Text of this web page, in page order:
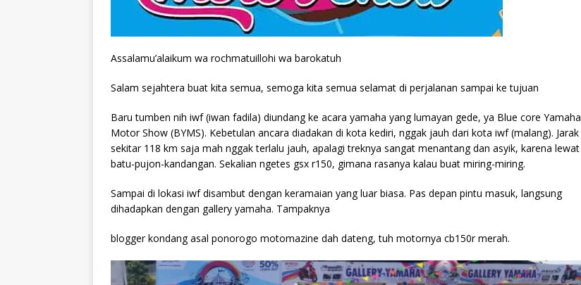
Assalamu’alaikum wa rochmatuillohi wa barokatuh
Salam sejahtera buat kita semua, semoga kita semua selamat di perjalanan sampai ke tujuan
Baru tumben nih iwf (iwan fadila) diundang ke acara yamaha yang lumayan gede, ya Blue core Yamaha
Motor Show (BYMS). Kebetulan ancara diadakan di kota kediri, nggak jauh dari kota iwf (malang). Jarak
sekitar 118 km saja mah nggak terlalu jauh, apalagi treknya sangat menantang dan asyik, karena lewat
batu-pujon-kandangan. Sekalian ngetes gsx r150, gimana rasanya kalau buat miring-miring.
Sampai di lokasi iwf disambut dengan keramaian yang luar biasa. Pas depan pintu masuk, langsung
dihadapkan dengan gallery yamaha. Tampaknya
blogger kondang asal ponorogo motomazine dah dateng, tuh motornya cb150r merah.